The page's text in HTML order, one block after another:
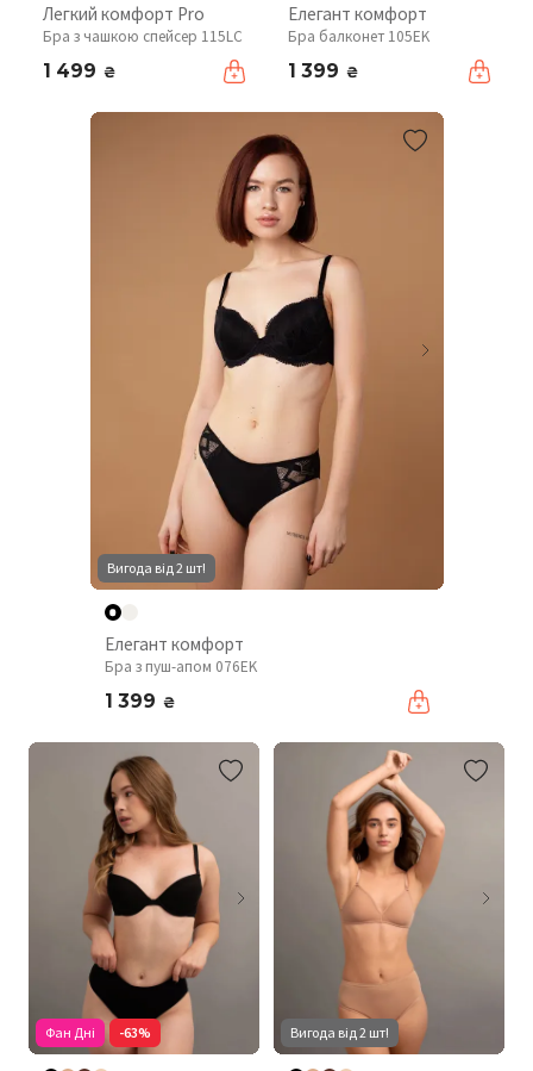
Легкий комфорт Pro
Бра з чашкою спейсер 115LC
1 499 ₴
Елегант комфорт
Бра балконет 105EK
1 399 ₴
Вигода від 2 шт!
Елегант комфорт
Бра з пуш-апом 076EK
1 399 ₴
Фан Дні -63% Вигода від 2 шт!